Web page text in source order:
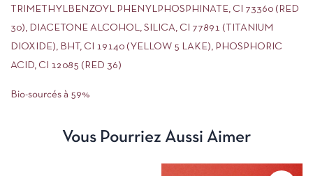
TRIMETHYLBENZOYL PHENYLPHOSPHINATE, CI 73360 (RED
30), DIACETONE ALCOHOL, SILICA, CI 77891 (TITANIUM
DIOXIDE), BHT, CI 19140 (YELLOW 5 LAKE), PHOSPHORIC
ACID, CI 12085 (RED 36)
Bio-sourcés à 59%
Vous Pourriez Aussi Aimer